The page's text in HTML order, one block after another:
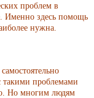
проблем в
Именно здесь помощь
нужна.
такими проблемами
Но многим людям